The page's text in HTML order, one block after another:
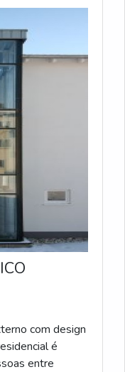
com design
é
entre